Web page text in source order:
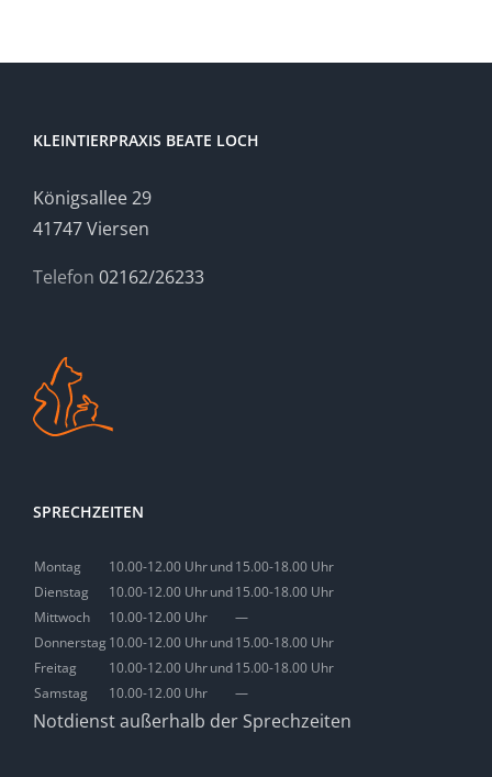
KLEINTIERPRAXIS BEATE LOCH
Königsallee 29
41747 Viersen
Telefon 02162/26233
SPRECHZEITEN
Montag 10.00-12.00 Uhrund15.00-18.00 Uhr
Dienstag
10.00-12.00 Uhrund15.00-18.00 Uhr
Mittwoch
10.00-12.00 Uhr
—
Donnerstag10.00-12.00 Uhrund15.00-18.00 Uhr
Freitag
10.00-12.00 Uhrund15.00-18.00 Uhr
Samstag
10.00-12.00 Uhr —
Notdienst außerhalb der Sprechzeiten